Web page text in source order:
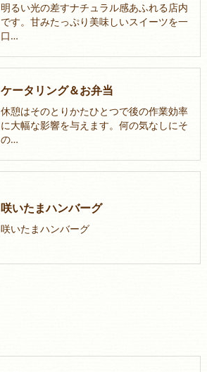
明るい光の差すナチュラル感あふれる店内
です。甘みたっぷり美味しいスイーツを一
口…
ケータリング＆お弁当
休憩はそのとりかたひとつで後の作業効率
に大幅な影響を与えます。何の気なしにそ
の…
咲いたまハンバーグ
咲いたまハンバーグ